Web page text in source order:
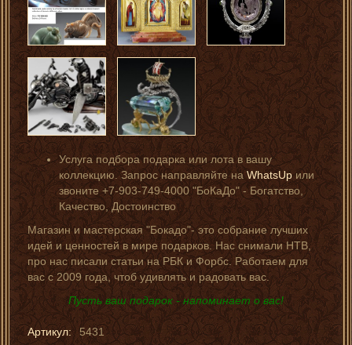
Услуга подбора подарка или лота в вашу
коллекцию. Запрос направляйте наWhatsUp или
звоните +7-903-749-4000 "БоКаДо" - Богатство,
Качество, Достоинство
Магазин и мастерская "Бокадо"- это собрание лучших
идей и ценностей в мире подарков. Нас снимали НТВ,
про нас писали статьи на РБК и Форбс. Работаем для
вас с 2009 года, чтоб удивлять и радовать вас.
Пусть ваш подарок - напоминает о вас!
Артикул: 5431